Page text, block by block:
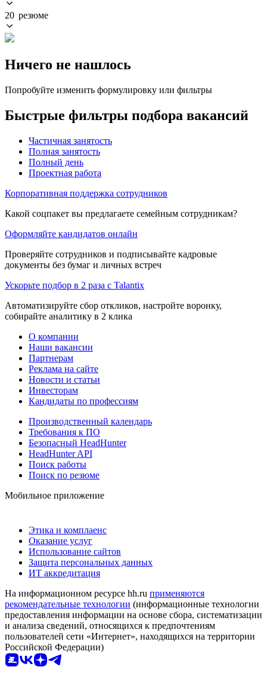
20 резюме
Ничего не нашлось
Попробуйте изменить формулировку или фильтры
Быстрые фильтры подбора вакансий
Частичная занятость
Полная занятость
Полный день
Проектная работа
Корпоративная поддержка сотрудников
Какой соцпакет вы предлагаете семейным сотрудникам?
Оформляйте кандидатов онлайн
Проверяйте сотрудников и подписывайте кадровые
документы без бумаг и личных встреч
Ускорьте подбор в 2 раза с Talantix
Автоматизируйте сбор откликов, настройте воронку,
собирайте аналитику в 2 клика
О компании
Наши вакансии
Партнерам
Реклама на сайте
Новости и статьи
Инвесторам
Кандидаты по профессиям
Производственный календарь
Требования к ПО
Безопасный HeadHunter
HeadHunter API
Поиск работы
Поиск по резюме
Мобильное приложение
Этика и комплаенс
Оказание услуг
Использование сайтов
Защита персональных данных
ИТ аккредитация
На информационном ресурсе hh.ru применяются
рекомендательные технологии (информационные технологии
предоставления информации на основе сбора, систематизации
и анализа сведений, относящихся к предпочтениям
пользователей сети «Интернет», находящихся на территории
Российской Федерации)